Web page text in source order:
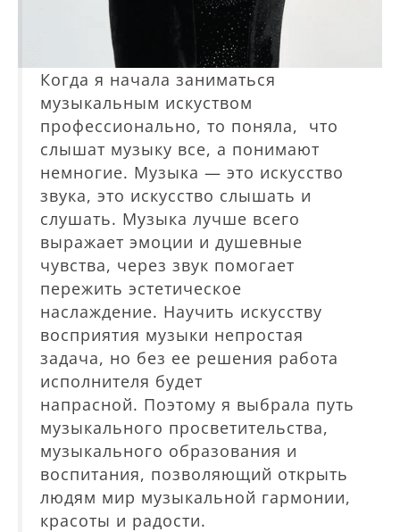
Когда я начала заниматься
музыкальным искуством
профессионально, то поняла, что
слышат музыку все, а понимают
немногие. Музыка — это искусство
звука, это искусство слышать и
слушать. Музыка лучше всего
выражает эмоции и душевные
чувства, через звук помогает
пережить эстетическое
наслаждение. Научить искусству
восприятия музыки непростая
задача, но без ее решения работа
исполнителя будет
напрасной. Поэтому я выбрала путь
музыкального просветительства,
музыкального образования и
воспитания, позволяющий открыть
людям мир музыкальной гармонии,
красоты и радости.